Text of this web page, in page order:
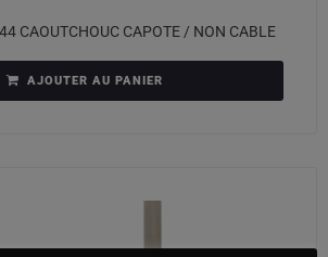
CAOUTCHOUC CAPOTE / NON CABLE
AJOUTER AU PANIER